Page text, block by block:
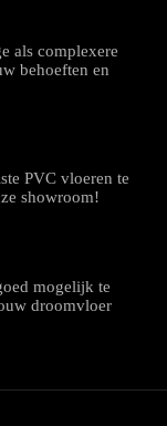
als complexere
behoeften en
PVC vloeren te
showroom!
mogelijk te
droomvloer